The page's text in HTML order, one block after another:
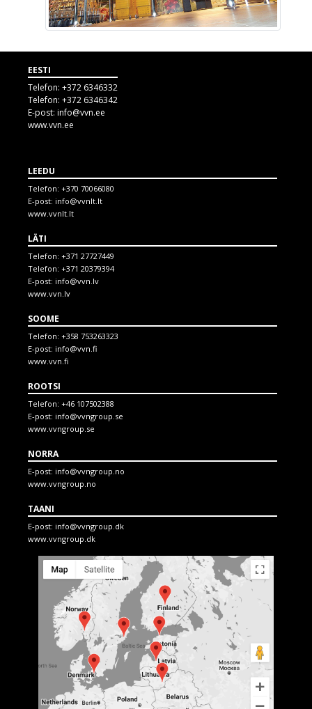
EESTI
Telefon: +372 6346332
Telefon: +372 6346342
E-post: info@vvn.ee
www.vvn.ee
LEEDU
Telefon: +370 70066080
E-post: info@vvnlt.lt
www.vvnlt.lt
LÄTI
Telefon: +371 27727449
Telefon: +371 20379394
E-post: info@vvn.lv
www.vvn.lv
SOOME
Telefon: +358 753263323
E-post: info@vvn.fi
www.vvn.fi
ROOTSI
Telefon: +46 107502388
E-post: info@vvngroup.se
www.vvngroup.se
NORRA
E-post: info@vvngroup.no
www.vvngroup.no
TAANI
E-post: info@vvngroup.dk
www.vvngroup.dk